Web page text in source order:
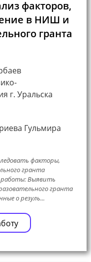
факторов,
в НИШ и
гранта
г. Уральска
Гульмира
факторы,
гранта
работы: Выявить
гранта
о резуль...